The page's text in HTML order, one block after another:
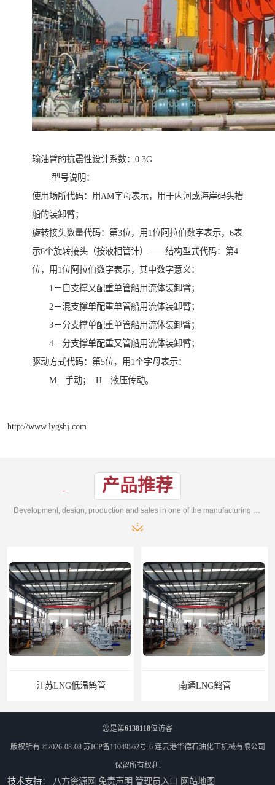
输油臂的抗震性设计系数：0.3G
型号说明：
使用场所代码：用AM字母表示，用于内河或海岸码头槽
船的装卸臂；
旋转接头数量代码：第3位，用1位阿拉伯数字表示，6表
示6个旋转接头（按液相管计）——结构型式代码：第4
位，用1位阿拉伯数字表示，其中数字意义：
1－自支撑又配重单管船用流体装卸臂；
2－混支撑单配重单管船用流体装卸臂；
3－分支撑单配重单管船用流体装卸臂；
4－分支撑单配重又管船用流体装卸臂；
驱动方式代码：第5位，用1个字母表示：
M－手动； H－液压传动。
http://www.lygshj.com
产品推荐
江苏LNG低温鹤管 南通LNG鹤管
您是第6138118位访客
版权所有 ©2026-08-08 苏ICP备11049562号-6 连云港华德石油化工机械有限公司
保留所有权利.
技术支持： 八方资源网 免责声明 管理员入口 网站地图